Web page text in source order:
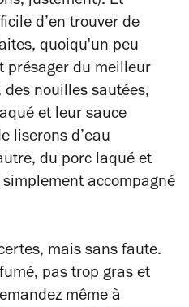
d’en trouver de
quoiqu'un peu
présager du meilleur
des nouilles sautées,
et leur sauce
liserons d’eau
du porc laqué et
accompagné
mais sans faute.
pas trop gras et
même à